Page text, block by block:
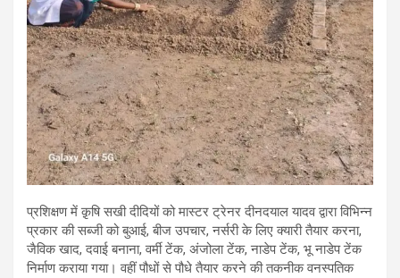
प्रशिक्षण में क़ृषि सखी दीदियों को मास्टर ट्रेनर दीनदयाल यादव द्वारा विभिन्न
प्रकार की सब्जी को बुआई, बीज उपचार, नर्सरी के लिए क्यारी तैयार करना,
जैविक खाद, दवाई बनाना, वर्मी टेंक, अंजोला टेंक, नाडेप टेंक, भू नाडेप टेंक
निर्माण कराया गया। वहीं पौधों से पौधे तैयार करने की तकनीक वनस्पतिक